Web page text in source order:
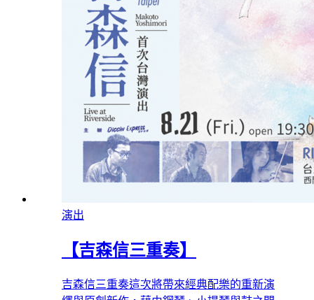
演出
【吉森信三重奏】
吉森信三重奏這次將帶來經典配樂的重新演